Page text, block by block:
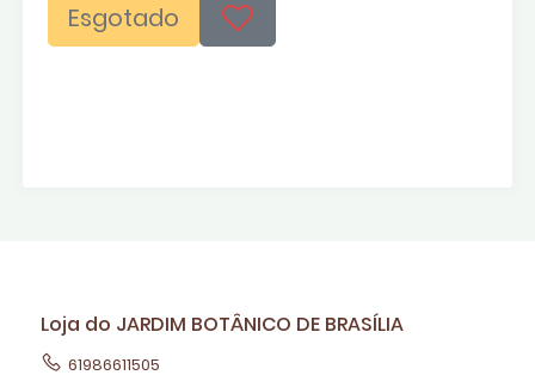
Esgotado
Loja do JARDIM BOTÂNICO DE BRASÍLIA
61986611505